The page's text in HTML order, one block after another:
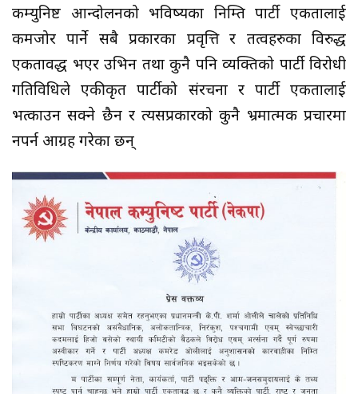
कम्युनिष्ट आन्दोलनको भविष्यका निम्ति पार्टी एकतालाई
कमजोर पार्ने सबै प्रकारका प्रवृत्ति र तत्वहरुका विरुद्ध
एकतावद्ध भएर उभिन तथा कुनै पनि व्यक्तिको पार्टी विरोधी
गतिविधिले एकीकृत पार्टीको संरचना र पार्टी एकतालाई
भत्काउन सक्ने छैन र त्यसप्रकारको कुनै भ्रमात्मक प्रचारमा
नपर्न आग्रह गरेका छन्